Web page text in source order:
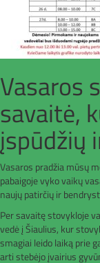
Vasaros
savaitė,
įspūdžių
Vasaros pradžia mūsų
pabaigoje vyko vaikų
naujų patirčių ir
Per savaitę stovykloje
vedė į Šiaulius, kur
smagiai leido laiką prie
arti stebėjo įvairius